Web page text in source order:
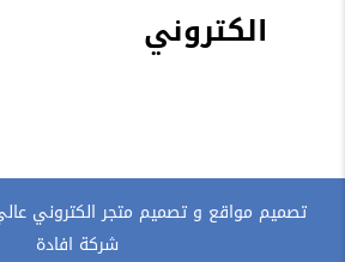
الكتروني
تصميم مواقع و تصميم متجر الكتروني
شركة افادة